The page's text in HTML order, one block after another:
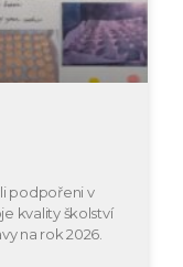
podpořeni v
kvality školství
na rok 2026.